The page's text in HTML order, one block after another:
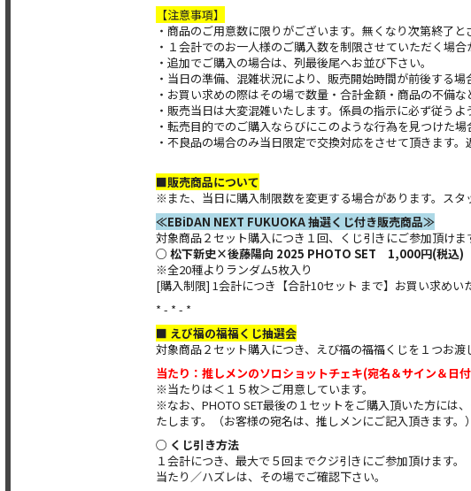
【注意事項】
・商品のご用意数に限りがございます。無くなり次第終了と
・１会計でのお一人様のご購入数を制限させていただく場合
・追加でご購入の場合は、列最後尾へお並び下さい。
・当日の準備、混雑状況により、販売開始時間が前後する場
・お買い求めの際はその場で数量・合計金額・商品の不備な
・販売当日は大変混雑いたします。係員の指示に必ず従うよ
・転売目的でのご購入ならびにこのような行為を見つけた
・不良品の場合のみ当日限定で交換対応をさせて頂きます。
■販売商品について
※また、当日に購入制限数を変更する場合があります。スタ
≪EBiDAN NEXT FUKUOKA 抽選くじ付き販売商品≫
対象商品２セット購入につき１回、くじ引きにご参加頂けま
○ 松下新史×後藤陽向 2025 PHOTO SET 1,000円(税込)
※全20種よりランダム5枚入り
[購入制限] 1会計につき【合計10セット まで】お買い求めい
* - * - *
■ えび福の福福くじ抽選会
対象商品２セット購入につき、えび福の福福くじを１つお渡
当たり：推しメンのソロショットチェキ(宛名＆サイン＆日
※当たりは＜１５枚＞ご用意しています。
※なお、PHOTO SET最後の１セットをご購入頂いた方に
たします。（お客様の宛名は、推しメンにご記入頂きます。）
○ くじ引き方法
１会計につき、最大で５回までクジ引きにご参加頂けます。
当たり／ハズレは、その場でご確認下さい。